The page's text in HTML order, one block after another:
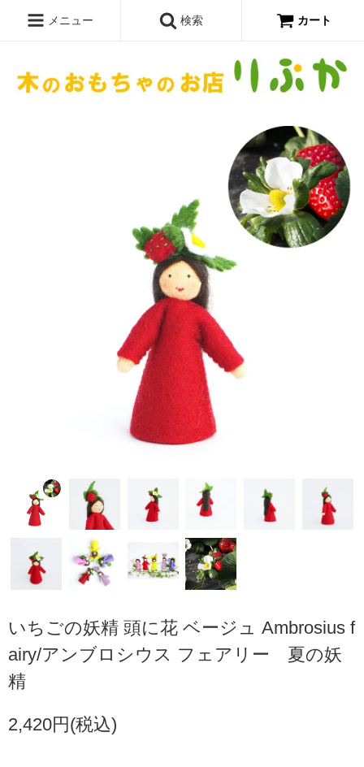
メニュー 検索 カート
いちごの妖精 頭に花 ベージュ Ambrosius f
airy/アンブロシウス フェアリー 夏の妖
精
2,420円(税込)